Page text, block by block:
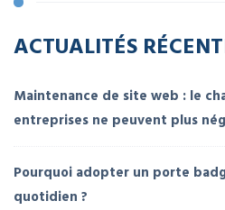
ACTUALITÉS
Maintenance de site web : le
entreprises ne peuvent plus
Pourquoi adopter un porte
quotidien ?